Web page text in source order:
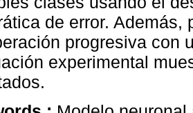
de error. Además,
progresiva con
experimental